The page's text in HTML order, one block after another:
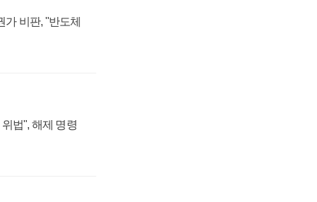
비판, "반도체
법", 해제 명령